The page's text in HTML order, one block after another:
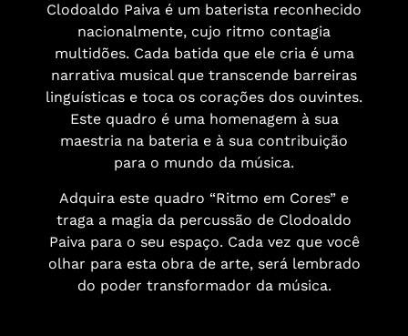
Clodoaldo Paiva é um baterista reconhecido
nacionalmente, cujo ritmo contagia
multidões. Cada batida que ele cria é uma
narrativa musical que transcende barreiras
linguísticas e toca os corações dos ouvintes.
Este quadro é uma homenagem à sua
maestria na bateria e à sua contribuição
para o mundo da música.
Adquira este quadro “Ritmo em Cores” e
traga a magia da percussão de Clodoaldo
Paiva para o seu espaço. Cada vez que você
olhar para esta obra de arte, será lembrado
do poder transformador da música.